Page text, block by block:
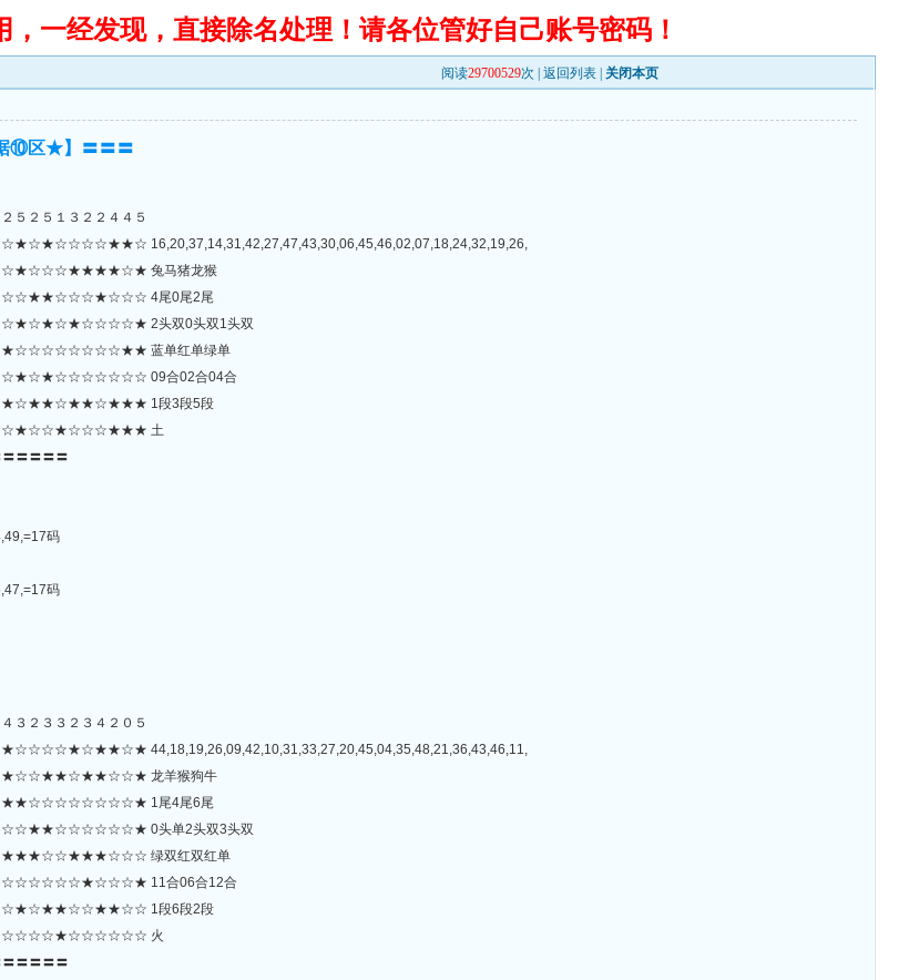
一经发现，直接除名处理！请各位管好自己账号密码！
阅读29700529次 |返回列表 关闭本页
⑩区★】〓〓〓
５２５１３２２４４５
16,20,37,14,31,42,27,47,43,30,06,45,46,02,07,18,24,32,19,26,
兔马猪龙猴
4尾0尾2尾
2头双0头双1头双
蓝单红单绿单
09合02合04合
1段3段5段
土
〓〓〓〓
码
码
３２３３２３４２０５
44,18,19,26,09,42,10,31,33,27,20,45,04,35,48,21,36,43,46,11,
龙羊猴狗牛
1尾4尾6尾
0头单2头双3头双
绿双红双红单
11合06合12合
1段6段2段
火
〓〓〓〓